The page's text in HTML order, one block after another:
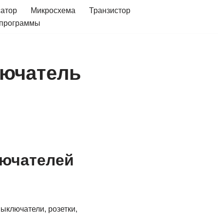
Микросхема
Транзистор
розетки,